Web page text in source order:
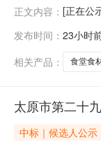
正文内容： [正在公
率）四
对本次
发布时间： 23小时
相关产品：
食堂食
太原市第二十
中标｜候选人公示